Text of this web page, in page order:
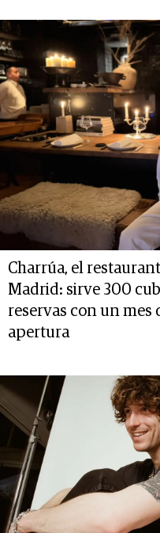
Charrúa, el
Madrid: sirve 300
reservas con un
apertura